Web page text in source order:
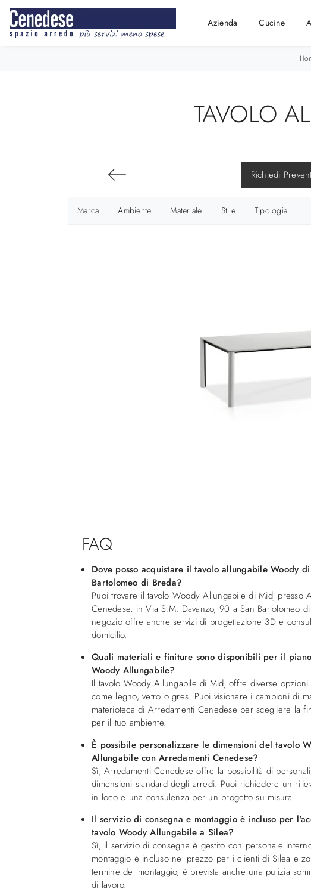
Azienda Cucine
TAVOLO
Richiedi
Marca Ambiente Materiale Stile Tipologia I
FAQ
Dove posso acquistare il tavolo allungabile Woody
Bartolomeo di Breda?
Puoi trovare il tavolo Woody Allungabile di Midj presso
Cenedese, in Via S.M. Davanzo, 90 a San Bartolomeo
negozio offre anche servizi di progettazione 3D e
domicilio.
Quali materiali e finiture sono disponibili per il
Woody Allungabile?
Il tavolo Woody Allungabile di Midj offre diverse
come legno, vetro o gres. Puoi visionare i campioni di
materioteca di Arredamenti Cenedese per scegliere la
per il tuo ambiente.
È possibile personalizzare le dimensioni del tavolo
Allungabile con Arredamenti Cenedese?
Sì, Arredamenti Cenedese offre la possibilità di
dimensioni standard degli arredi. Puoi richiedere un
in loco e una consulenza per un progetto su misura.
Il servizio di consegna e montaggio è incluso per
tavolo Woody Allungabile a Silea?
Sì, il servizio di consegna è gestito con personale
montaggio è incluso nel prezzo per i clienti di Silea e
termine del montaggio, è prevista anche una pulizia
di lavoro.